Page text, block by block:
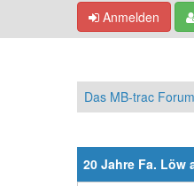
Anmelden
Das MB-trac Forum
20 Jahre Fa. Löw